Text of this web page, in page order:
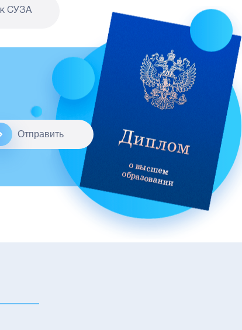
CУЗА
Отправить